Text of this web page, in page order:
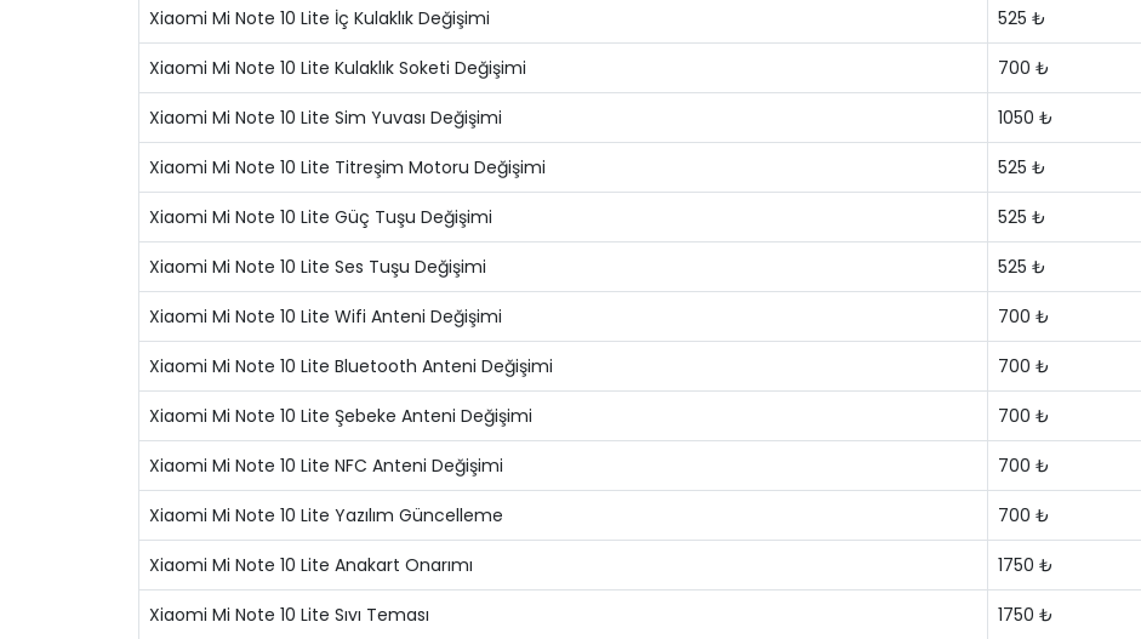
Xiaomi Mi Note 10 Lite İç Kulaklık Değişimi 525 ₺
Xiaomi Mi Note 10 Lite Kulaklık Soketi Değişimi 700 ₺
Xiaomi Mi Note 10 Lite Sim Yuvası Değişimi 1050 ₺
Xiaomi Mi Note 10 Lite Titreşim Motoru Değişimi 525 ₺
Xiaomi Mi Note 10 Lite Güç Tuşu Değişimi 525 ₺
Xiaomi Mi Note 10 Lite Ses Tuşu Değişimi 525 ₺
Xiaomi Mi Note 10 Lite Wifi Anteni Değişimi 700 ₺
Xiaomi Mi Note 10 Lite Bluetooth Anteni Değişimi 700 ₺
Xiaomi Mi Note 10 Lite Şebeke Anteni Değişimi 700 ₺
Xiaomi Mi Note 10 Lite NFC Anteni Değişimi 700 ₺
Xiaomi Mi Note 10 Lite Yazılım Güncelleme 700 ₺
Xiaomi Mi Note 10 Lite Anakart Onarımı 1750 ₺
Xiaomi Mi Note 10 Lite Sıvı Teması 1750 ₺